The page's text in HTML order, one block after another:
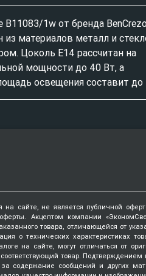
B11083/1w от бренда
материалов металл и
Цоколь E14 рассчитан на
мощности до 40 Вт, а
освещения составит до
на сайте, не является публичной
Акцептом компании
товара, отличающейся от
о технических характеристиках
на сайте, могут отличаться от
товар.
за содержание сообщений и других